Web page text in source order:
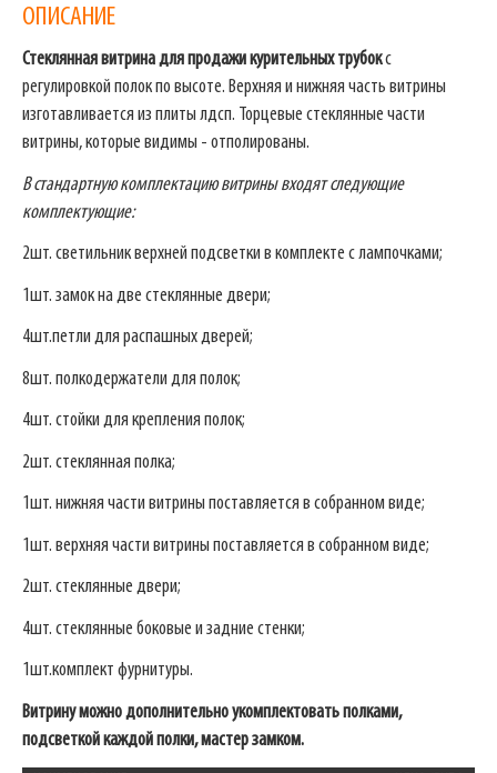
ОПИСАНИЕ
Стеклянная витрина для продажи курительных трубокс
регулировкой полок по высоте. Верхняя и нижняя часть витрины
изготавливается из плиты лдсп. Торцевые стеклянные части
витрины, которые видимы - отполированы.
В стандартную комплектацию витрины входят следующие
комплектующие:
2шт. светильник верхней подсветки в комплекте с лампочками;
1шт. замок на две стеклянные двери;
4шт.петли для распашных дверей;
8шт. полкодержатели для полок;
4шт. стойки для крепления полок;
2шт. стеклянная полка;
1шт. нижняя части витрины поставляется в собранном виде;
1шт. верхняя части витрины поставляется в собранном виде;
2шт. стеклянные двери;
4шт. стеклянные боковые и задние стенки;
1шт.комплект фурнитуры.
Витрину можно дополнительно укомплектовать полками,
подсветкой каждой полки, мастер замком.